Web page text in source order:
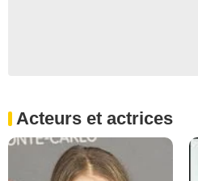
Acteurs et actrices